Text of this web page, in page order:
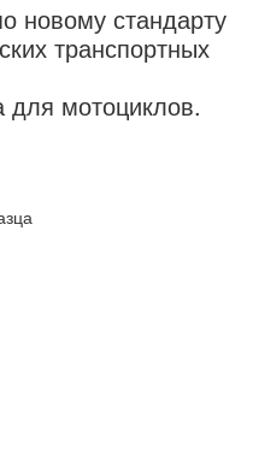
новому стандарту
транспортных
мотоциклов.